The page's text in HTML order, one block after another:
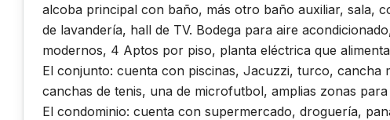
alcoba principal con baño, más otro baño auxiliar, sala,
de lavandería, hall de TV. Bodega para aire
modernos, 4 Aptos por piso, planta eléctrica que
El conjunto: cuenta con piscinas, Jacuzzi, turco, cancha
canchas de tenis, una de microfutbol, amplias zonas
El condominio: cuenta con supermercado, droguería,